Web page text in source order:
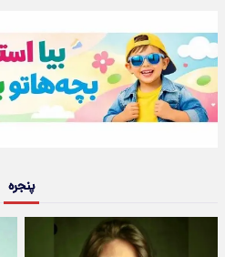
پنجره